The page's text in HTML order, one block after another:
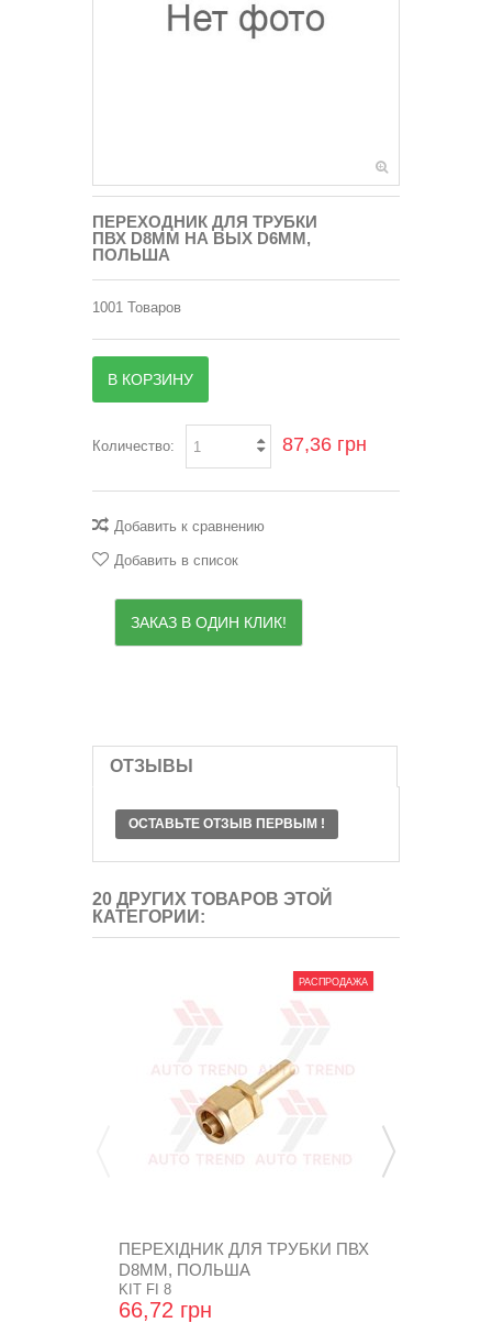
ПЕРЕХОДНИК ДЛЯ ТРУБКИ
ПВХ D8ММ НА ВЫХ D6ММ,
ПОЛЬША
1001 Товаров
В КОРЗИНУ
Количество: 87,36 грн
Добавить к сравнению
Добавить в список
ЗАКАЗ В ОДИН КЛИК!
ОТЗЫВЫ
ОСТАВЬТЕ ОТЗЫВ ПЕРВЫМ !
20 ДРУГИХ ТОВАРОВ ЭТОЙ
КАТЕГОРИИ:
РАСПРОДАЖА
ПЕРЕХІДНИК ДЛЯ ТРУБКИ ПВХ
D8ММ, ПОЛЬША
KIT FI 8
66,72 грн